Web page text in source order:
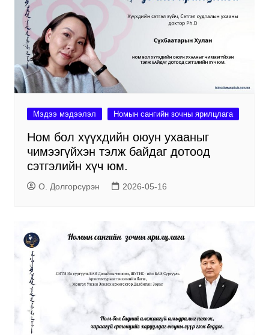
Мэдээ мэдээлэл Номын сангийн зочны ярилцлага
Ном бол хүүхдийн оюун ухааныг
чимээгүйхэн тэлж байдаг дотоод
сэтгэлийн хүч юм.
О. Долгорсүрэн 2026-05-16